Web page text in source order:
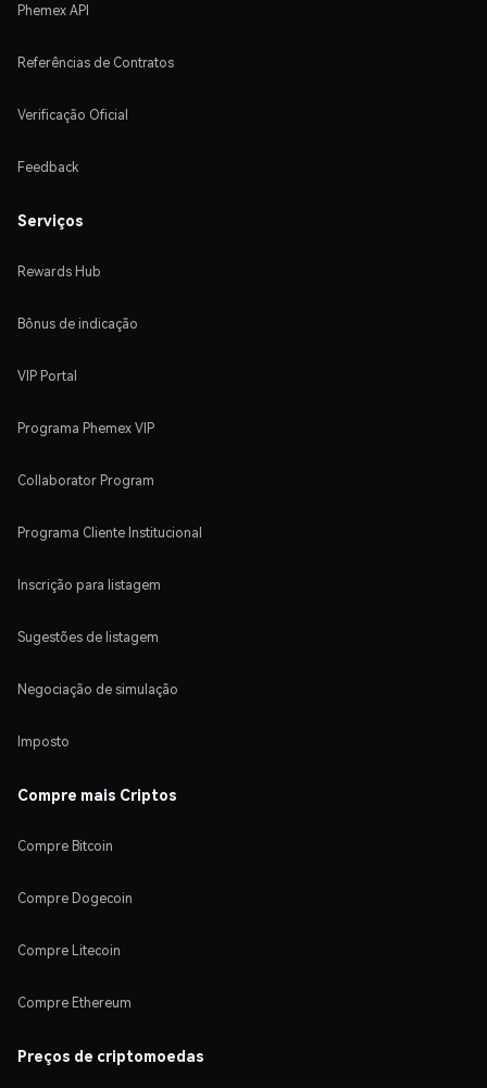
Phemex API
Referências de Contratos
Verificação Oficial
Feedback
Serviços
Rewards Hub
Bônus de indicação
VIP Portal
Programa Phemex VIP
Collaborator Program
Programa Cliente Institucional
Inscrição para listagem
Sugestões de listagem
Negociação de simulação
Imposto
Compre mais Criptos
Compre Bitcoin
Compre Dogecoin
Compre Litecoin
Compre Ethereum
Preços de criptomoedas